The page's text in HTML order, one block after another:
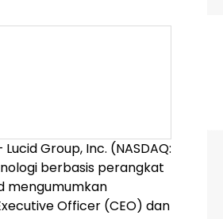
Group, Inc. (NASDAQ:
berbasis perangkat
mengumumkan
Officer (CEO) dan